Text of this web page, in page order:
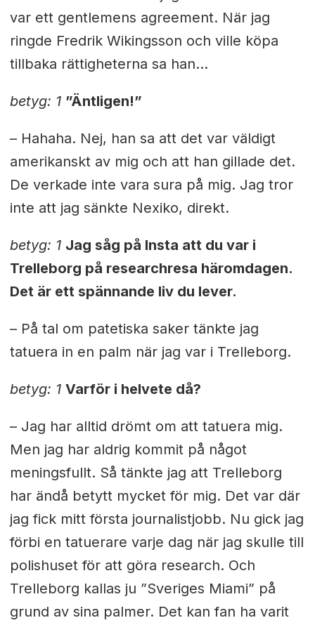
var ett gentlemens agreement. När jag
ringde Fredrik Wikingsson och ville köpa
tillbaka rättigheterna sa han…
betyg: 1 ”Äntligen!”
– Hahaha. Nej, han sa att det var väldigt
amerikanskt av mig och att han gillade det.
De verkade inte vara sura på mig. Jag tror
inte att jag sänkte Nexiko, direkt.
betyg: 1 Jag såg på Insta att du var i
Trelleborg på researchresa häromdagen.
Det är ett spännande liv du lever.
– På tal om patetiska saker tänkte jag
tatuera in en palm när jag var i Trelleborg.
betyg: 1 Varför i helvete då?
– Jag har alltid drömt om att tatuera mig.
Men jag har aldrig kommit på något
meningsfullt. Så tänkte jag att Trelleborg
har ändå betytt mycket för mig. Det var där
jag fick mitt första journalistjobb. Nu gick jag
förbi en tatuerare varje dag när jag skulle till
polishuset för att göra research. Och
Trelleborg kallas ju ”Sveriges Miami” på
grund av sina palmer. Det kan fan ha varit